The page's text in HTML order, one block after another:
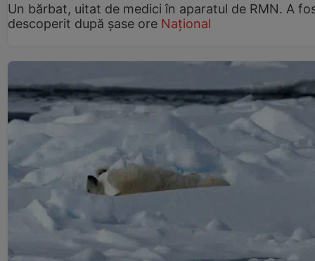
Un bărbat, uitat de medici în aparatul de RMN. A
descoperit după șase ore Național